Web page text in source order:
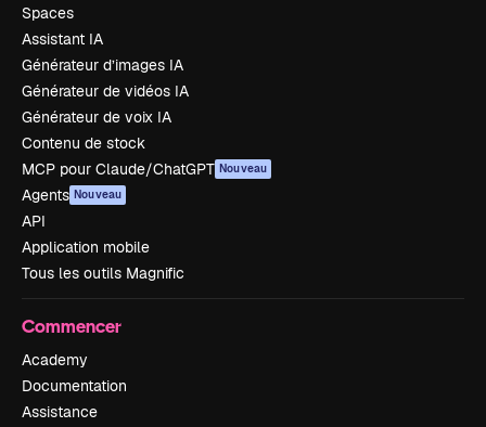
Spaces
Assistant IA
Générateur d’images IA
Générateur de vidéos IA
Générateur de voix IA
Contenu de stock
MCP pour Claude/ChatGPT Nouveau
Agents Nouveau
API
Application mobile
Tous les outils Magnific
Commencer
Academy
Documentation
Assistance